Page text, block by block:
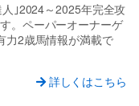
｣2024～2025年完全攻
。ペーパーオーナーゲ
力2歳馬情報が満載で
詳しくはこちら